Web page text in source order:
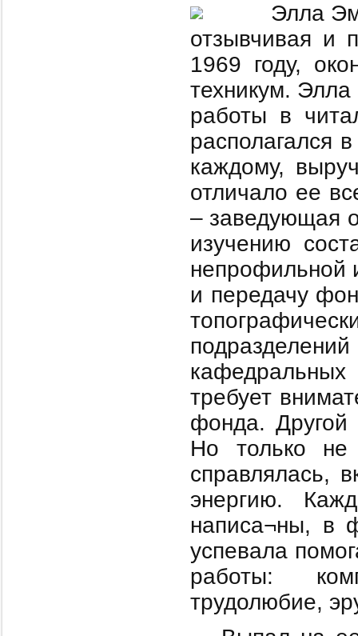
Элла
отзывчивая и
1969 году,
техникум.
работы в
располагался
каждому,
отличало ее
– заведующая
изучению
непрофильной
и передачу
требует
фонда. Другой
Но только
справлялась,
энергию.
написа¬ны, в
успевала
работы:
трудолюбие,